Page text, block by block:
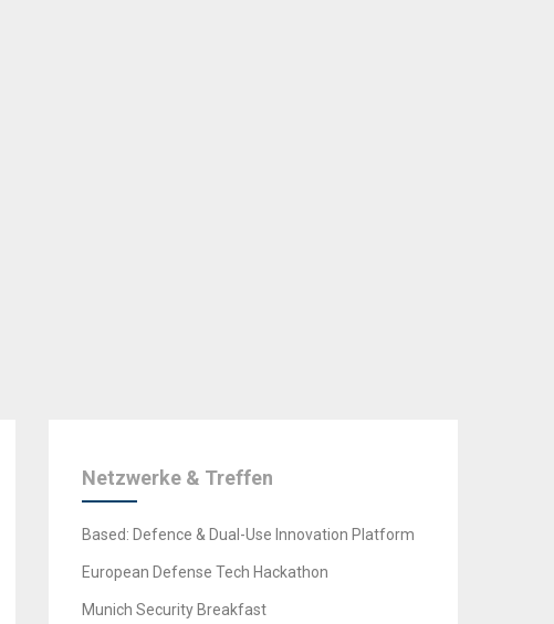
Netzwerke & Treffen
Based: Defence & Dual-Use Innovation Platform
European Defense Tech Hackathon
Munich Security Breakfast